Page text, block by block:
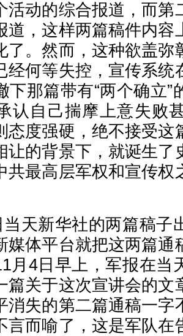
活动的综合报道，而第
道，这样两篇稿件内容
了。然而，这种欲盖弥
经何等失控，宣传系统
下那篇带有“两个确立”
认自己揣摩上意失败
态度强硬，绝不接受这
让的背景下，就诞生了
共最高层军权和宣传权
天新华社的两篇稿子
媒体平台就把这两篇通
月4日早上，军报在当
篇关于这次宣讲会的文
消失的第二篇通稿一字
言而喻了，这是军队在